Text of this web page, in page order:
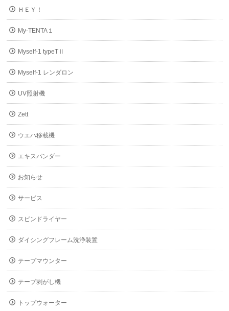
ＨＥＹ！
My-TENTA１
Myself-1 typeTⅡ
Myself-1 レンダロン
UV照射機
Zett
ウエハ移載機
エキスパンダー
お知らせ
サービス
スピンドライヤー
ダイシングフレーム洗浄装置
テープマウンター
テープ剥がし機
トップウォーター